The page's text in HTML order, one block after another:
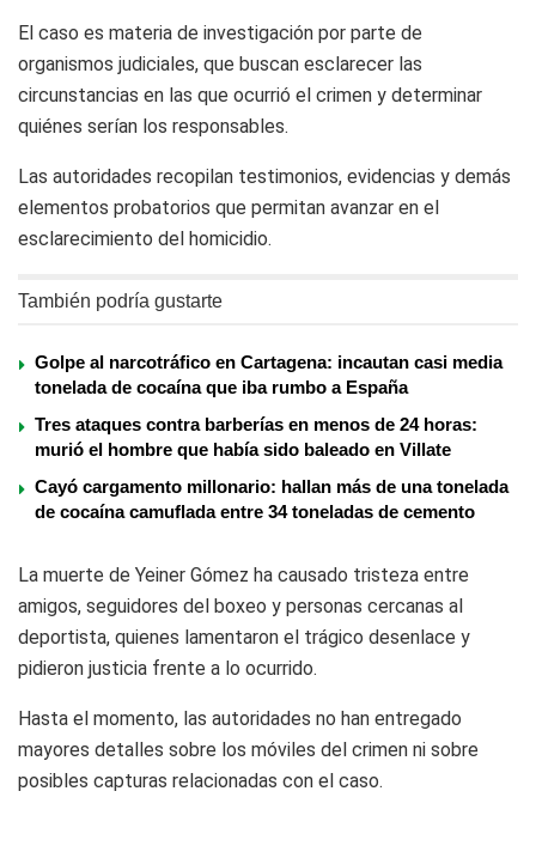
El caso es materia de investigación por parte de
organismos judiciales, que buscan esclarecer las
circunstancias en las que ocurrió el crimen y determinar
quiénes serían los responsables.
Las autoridades recopilan testimonios, evidencias y demás
elementos probatorios que permitan avanzar en el
esclarecimiento del homicidio.
También podría gustarte
Golpe al narcotráfico en Cartagena: incautan casi media
tonelada de cocaína que iba rumbo a España
Tres ataques contra barberías en menos de 24 horas:
murió el hombre que había sido baleado en Villate
Cayó cargamento millonario: hallan más de una tonelada
de cocaína camuflada entre 34 toneladas de cemento
La muerte de Yeiner Gómez ha causado tristeza entre
amigos, seguidores del boxeo y personas cercanas al
deportista, quienes lamentaron el trágico desenlace y
pidieron justicia frente a lo ocurrido.
Hasta el momento, las autoridades no han entregado
mayores detalles sobre los móviles del crimen ni sobre
posibles capturas relacionadas con el caso.